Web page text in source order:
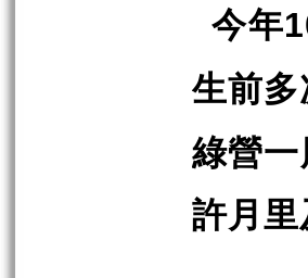
今年
生前
綠營
許月